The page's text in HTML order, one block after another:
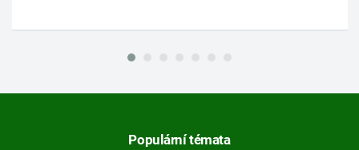
Populární témata